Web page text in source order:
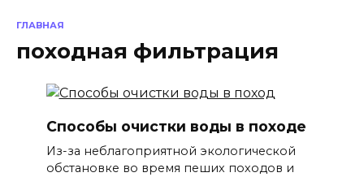
ГЛАВНАЯ
походная фильтрация
Способы очистки воды в походе
Из-за неблагоприятной экологической
обстановке во время пеших походов и